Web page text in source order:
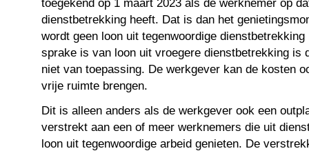
toegekend op 1 maart 2023 als de werknemer op
dienstbetrekking heeft. Dat is dan het
wordt geen loon uit tegenwoordige
sprake is van loon uit vroegere dienstbetrekking is
niet van toepassing. De werkgever kan de kosten
vrije ruimte brengen.
Dit is alleen anders als de werkgever ook een
verstrekt aan een of meer werknemers die uit
loon uit tegenwoordige arbeid genieten. De